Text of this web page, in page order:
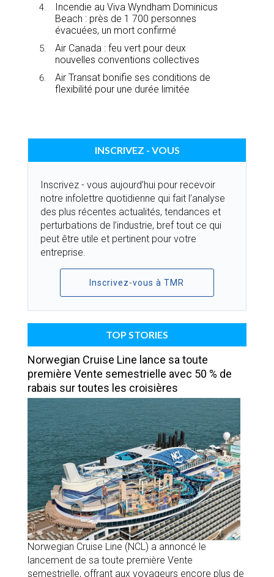
Incendie au Viva Wyndham Dominicus
Beach : près de 1 700 personnes
évacuées, un mort confirmé
Air Canada : feu vert pour deux
nouvelles conventions collectives
Air Transat bonifie ses conditions de
flexibilité pour une durée limitée
INSCRIVEZ - VOUS
Inscrivez - vous aujourd’hui pour recevoir
notre infolettre quotidienne qui fait l’analyse
des plus récentes actualités, tendances et
perturbations de l’industrie, bref tout ce qui
peut être utile et pertinent pour votre
entreprise.
Inscrivez-vous à TMR
TOP STORIES
Norwegian Cruise Line lance sa toute
première Vente semestrielle avec 50 % de
rabais sur toutes les croisières
Norwegian Cruise Line (NCL) a annoncé le
lancement de sa toute première Vente
semestrielle, offrant aux voyageurs encore plus de